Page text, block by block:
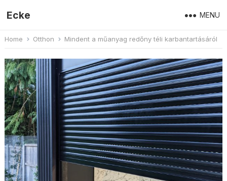
Ecke MENU
Home Otthon Mindent a műanyag redőny téli karbantartásáról